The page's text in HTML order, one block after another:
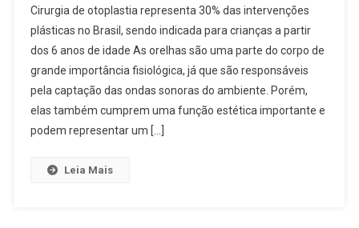
Cirurgia de otoplastia representa 30% das intervenções
plásticas no Brasil, sendo indicada para crianças a partir
dos 6 anos de idade As orelhas são uma parte do corpo de
grande importância fisiológica, já que são responsáveis
pela captação das ondas sonoras do ambiente. Porém,
elas também cumprem uma função estética importante e
podem representar um […]
Leia Mais